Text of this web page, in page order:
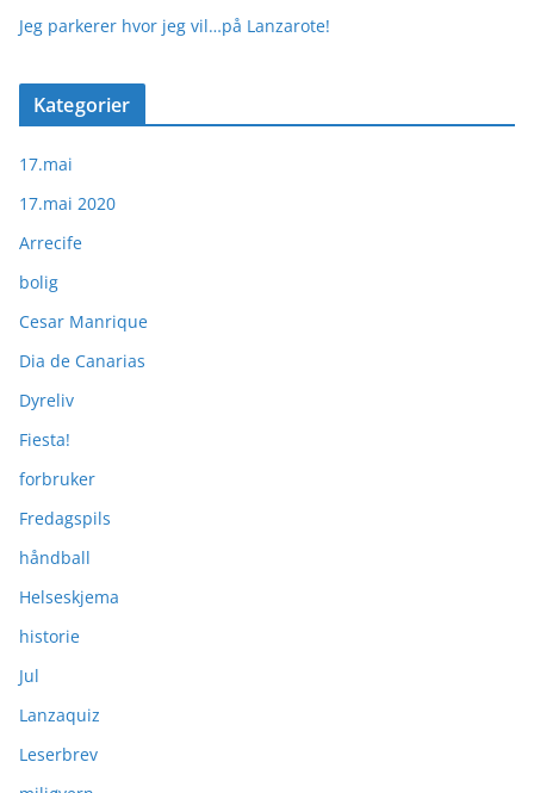
Jeg parkerer hvor jeg vil…på Lanzarote!
Kategorier
17.mai
17.mai 2020
Arrecife
bolig
Cesar Manrique
Dia de Canarias
Dyreliv
Fiesta!
forbruker
Fredagspils
håndball
Helseskjema
historie
Jul
Lanzaquiz
Leserbrev